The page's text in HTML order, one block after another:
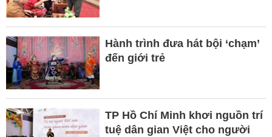
Hành trình đưa hát bội ‘chạm’
đến giới trẻ
TP Hồ Chí Minh khơi nguồn trí
tuệ dân gian Việt cho người